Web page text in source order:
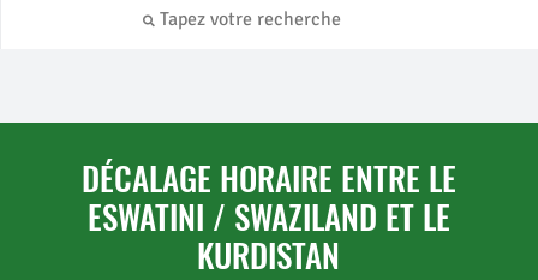
DÉCALAGE HORAIRE ENTRE LE
ESWATINI / SWAZILAND ET LE
KURDISTAN